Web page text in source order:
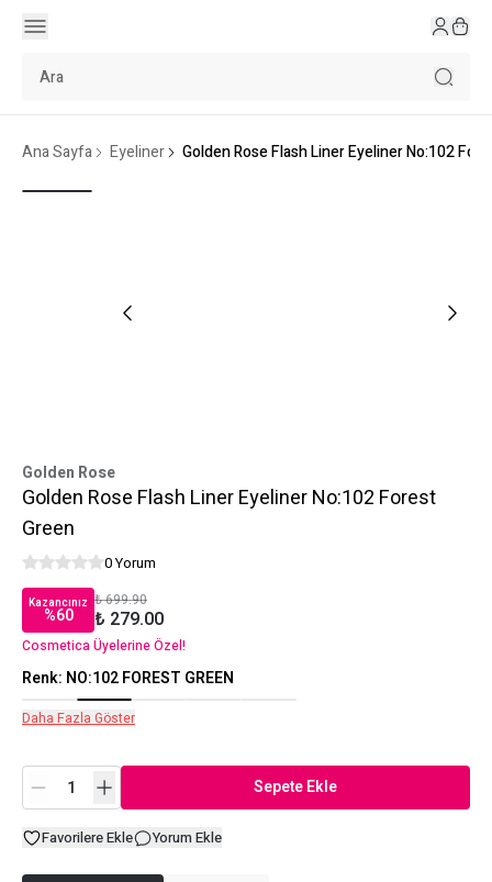
Ana Sayfa Eyeliner Golden Rose Flash Liner Eyeliner No:102
Golden Rose
Golden Rose Flash Liner Eyeliner No:102 Forest
Green
0 Yorum
Kazancınız
%60
₺ 699.90
₺ 279.00
Cosmetica Üyelerine Özel!
Renk: NO:102 FOREST GREEN
Daha Fazla Göster
Sepete Ekle
Favorilere Ekle Yorum Ekle